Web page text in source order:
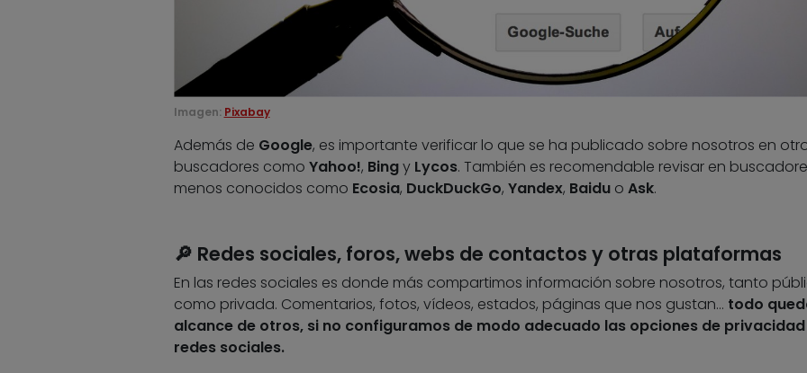
Imagen: Pixabay
Además de Google, es importante verificar lo que se ha publicado sobre nosotros en
buscadores como Yahoo!, Bingy Lycos. También es recomendable revisar en
menos conocidos como Ecosia, DuckDuckGo, Yandex, Baidu o Ask.
🔎 Redes sociales, foros, webs de contactos y otras plataformas
En las redes sociales es donde más compartimos información sobre nosotros, tanto
como privada. Comentarios, fotos, vídeos, estados, páginas que nos gustan… todo
alcance de otros, si no configuramos de modo adecuado las opciones de privacidad
redes sociales.